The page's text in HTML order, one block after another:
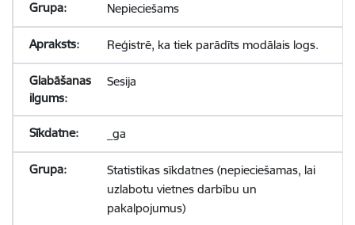
Nepieciešams
Reģistrē, ka tiek parādīts modālais logs.
Sesija
_ga
Statistikas sīkdatnes (nepieciešamas, lai
uzlabotu vietnes darbību un
pakalpojumus)